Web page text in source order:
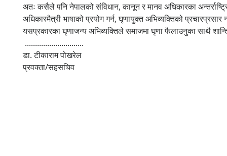
अतः कसैले पनि नेपालको संविधान, कानून र मानव अधिकारका
अधिकारमैत्री भाषाको प्रयोग गर्न, घृणायुक्त अभिव्यक्तिको
यसप्रकारका घृणाजन्य अभिव्यक्तिले समाजमा घृणा फैलाउनुका साथै
.............................
डा. टीकाराम पोखरेल
प्रवक्ता/सहसचिव